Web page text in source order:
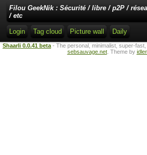
Filou GeekNik : Sécurité / libre / p2P /
/ etc
Login Tag cloud Picture wall Daily
Shaarli 0.0.41 beta - The personal, minimalist, super-
sebsauvage.net. Theme by